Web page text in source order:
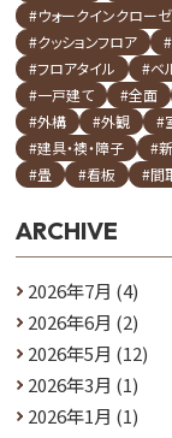
#ウォークインクローゼ
#クッションフロア
#フロアタイル
#ベ
#一戸建て
#全面
#外構
#外観 #
#建具・襖・障子
#
#畳
#看板 #間
ARCHIVE
2026年7月 (4)
2026年6月 (2)
2026年5月 (12)
2026年3月 (1)
2026年1月 (1)